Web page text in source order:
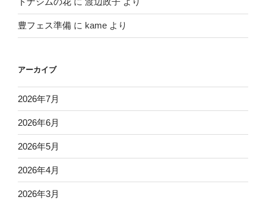
豊フェス準備 に kame より
アーカイブ
2026年7月
2026年6月
2026年5月
2026年4月
2026年3月